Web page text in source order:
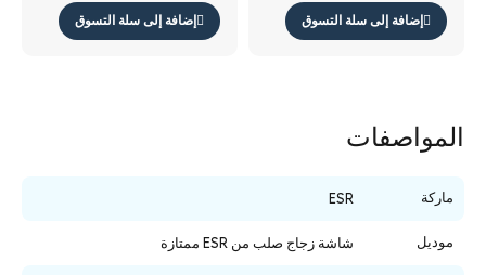
إضافة إلى سلة التسوق إضافة إلى سلة التسوق
المواصفات
ماركة ESR
موديل شاشة زجاج صلب من ESR ممتازة